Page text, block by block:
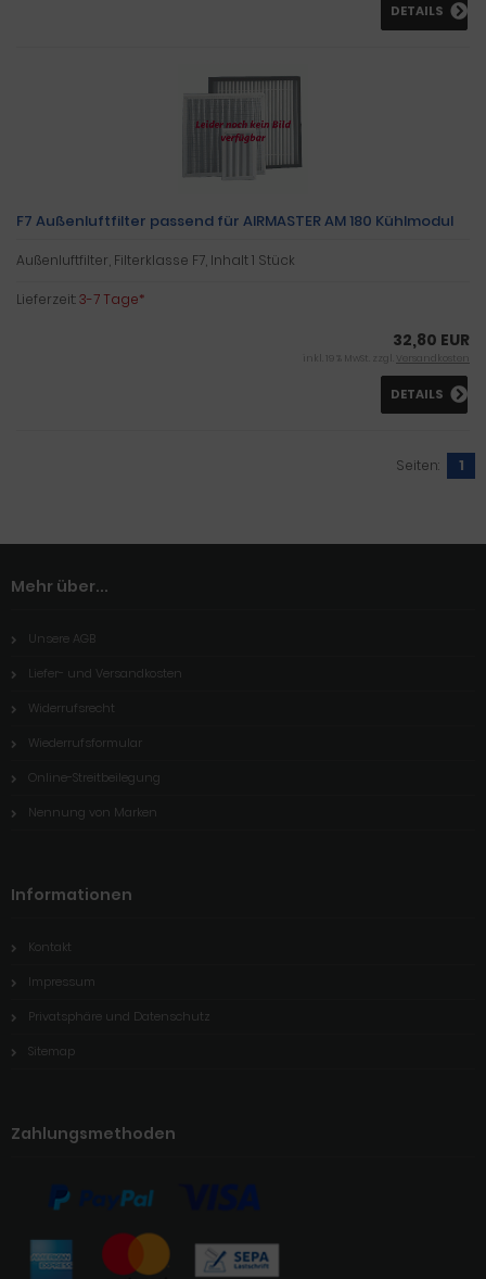
DETAILS
F7 Außenluftfilter passend für AIRMASTER AM 180 Kühlmodul
Außenluftfilter, Filterklasse F7, Inhalt 1 Stück
Lieferzeit:3-7 Tage*
32,80 EUR
inkl. 19 % MwSt. zzgl. Versandkosten
DETAILS
Seiten: 1
Mehr über...
Unsere AGB
Liefer- und Versandkosten
Widerrufsrecht
Wiederrufsformular
Online-Streitbeilegung
Nennung von Marken
Informationen
Kontakt
Impressum
Privatsphäre und Datenschutz
Sitemap
Zahlungsmethoden